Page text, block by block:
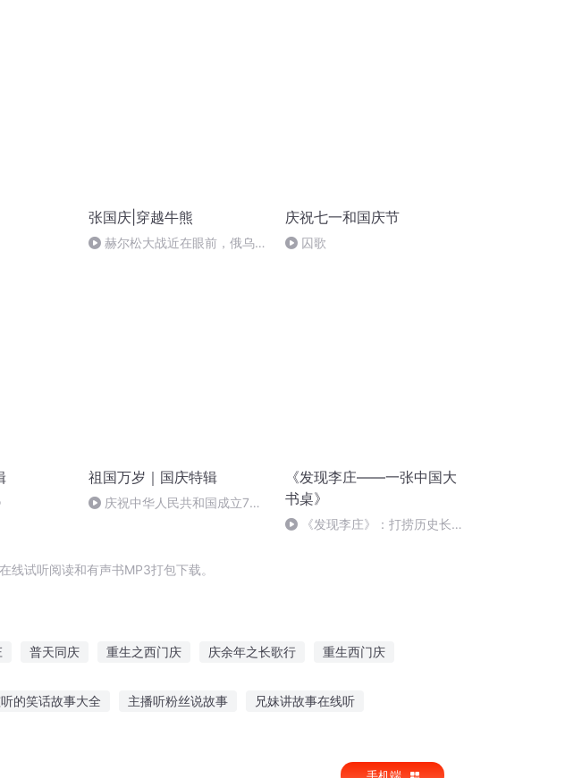
张国庆|穿越牛熊
赫尔松大战近在眼前，俄乌冲
庆祝七一和国庆节
囚歌
祖国万岁｜国庆特辑
庆祝中华人民共和国成立73
《发现李庄——一张中国大
书桌》
《发现李庄》：打捞历史长河
试听阅读和有声书MP3打包下载。
普天同庆 重生之西门庆 庆余年之长歌行 重生西门庆
的笑话故事大全 主播听粉丝说故事 兄妹讲故事在线听